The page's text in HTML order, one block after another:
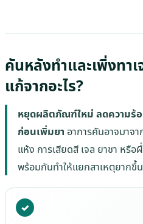
คันหลังทำและเพิ่งทาเ
แก้จากอะไร?
หยุดผลิตภัณฑ์ใหม่ ลดความร้
ก่อนเพิ่มยา อาการคันอาจมาจ
แห้ง การเสียดสี เจล ยาชา หรื
พร้อมกันทำให้แยกสาเหตุยากขึ้น